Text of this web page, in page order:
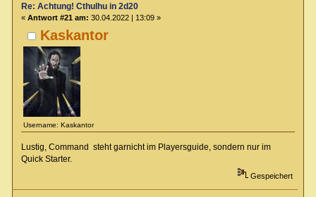
Kaskantor
Username: Kaskantor
Re: Achtung! Cthulhu in 2d20
« Antwort #21 am: 30.04.2022 | 13:09 »
Lustig, Command steht garnicht im Playersguide, sondern nur im
Quick Starter.
Gespeichert